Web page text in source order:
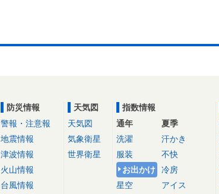
防災情報
警報・注意報
地震情報
津波情報
火山情報
台風情報
天気図
天気図
気象衛星
世界衛星
指数情報
通年
洗濯
服装
お出かけ
星空
夏季
汗かき
不快
冷房
アイス